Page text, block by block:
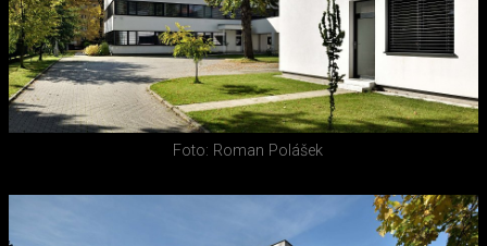
Foto: Roman Polášek